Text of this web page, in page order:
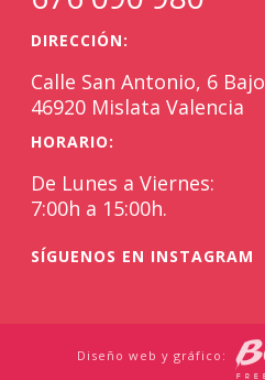
DIRECCIÓN:
Calle San Antonio, 6 Bajo
46920 Mislata Valencia
HORARIO:
De Lunes a Viernes:
7:00h a 15:00h.
SÍGUENOS EN INSTAGRAM
Diseño web y gráfico: